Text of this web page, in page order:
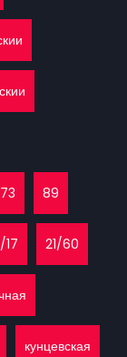
73 89
21/60
кунцевская